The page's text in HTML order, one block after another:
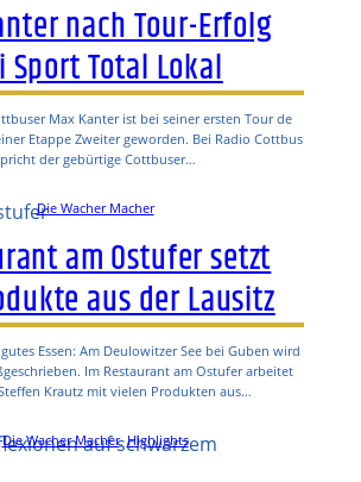
nach Tour-Erfolg
Sport Total Lokal
Max Kanter ist bei seiner ersten Tour de
Etappe Zweiter geworden. Bei Radio Cottbus
der gebürtige Cottbuser…
Die Wacher Macher
am Ostufer setzt
aus der Lausitz
Essen: Am Deulowitzer See bei Guben wird
Im Restaurant am Ostufer arbeitet
Krautz mit vielen Produkten aus…
Die Wacher Macher, Highlights